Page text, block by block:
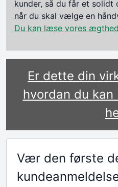
kunder, så du får et solidt
når du skal vælge en
Du kan læse vores
Er dette din
hvordan du
Vær den første